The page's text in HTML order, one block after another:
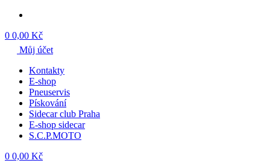
0 0,00 Kč
Můj účet
Kontakty
E-shop
Pneuservis
Pískování
Sidecar club Praha
E-shop sidecar
S.C.P.MOTO
0 0,00 Kč